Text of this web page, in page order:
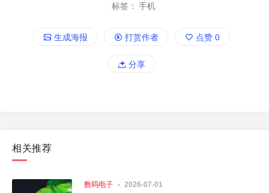
标签： 手机
生成海报 打赏作者 点赞 0
分享
相关推荐
数码电子 2026-07-01